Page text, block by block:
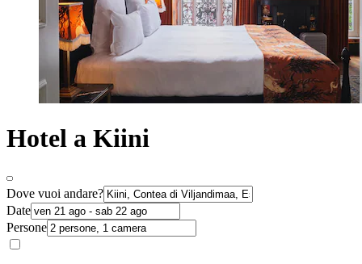
Hotel a Kiini
Dove vuoi andare?
Date
Persone